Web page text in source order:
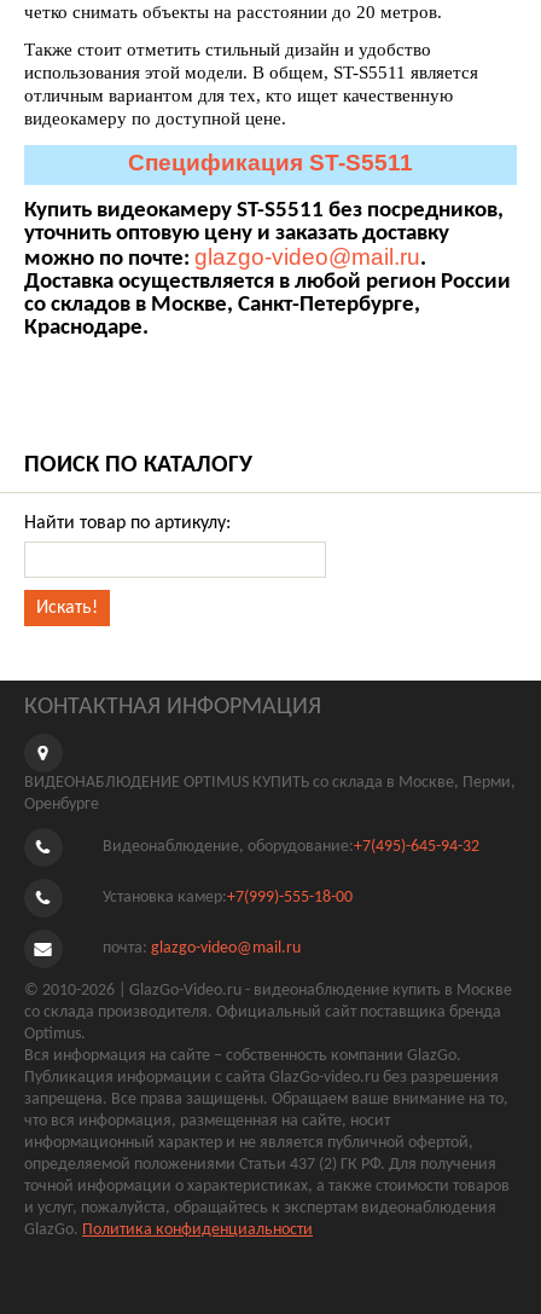
четко снимать объекты на расстоянии до 20 метров.
Также стоит отметить стильный дизайн и удобство
использования этой модели. В общем, ST-S5511 является
отличным вариантом для тех, кто ищет качественную
видеокамеру по доступной цене.
Спецификация ST-S5511
Купить видеокамеру ST-S5511 без посредников,
уточнить оптовую цену и заказать доставку
можно по почте: glazgo-video@mail.ru.
Доставка осуществляется в любой регион России
со складов в Москве, Санкт-Петербурге,
Краснодаре.
ПОИСК ПО КАТАЛОГУ
Найти товар по артикулу:
КОНТАКТНАЯ ИНФОРМАЦИЯ
ВИДЕОНАБЛЮДЕНИЕ OPTIMUS КУПИТЬ со склада в Москве, Перми,
Оренбурге
Видеонаблюдение, оборудование:+7(495)-645-94-32
Установка камер:+7(999)-555-18-00
почта: glazgo-video@mail.ru
© 2010-2026 | GlazGo-Video.ru - видеонаблюдение купить в Москве
со склада производителя. Официальный сайт поставщика бренда
Optimus.
Вся информация на сайте – собственность компании GlazGo.
Публикация информации с сайта GlazGo-video.ru без разрешения
запрещена. Все права защищены. Обращаем ваше внимание на то,
что вся информация, размещенная на сайте, носит
информационный характер и не является публичной офертой,
определяемой положениями Статьи 437 (2) ГК РФ. Для получения
точной информации о характеристиках, а также стоимости товаров
и услуг, пожалуйста, обращайтесь к экспертам видеонаблюдения
GlazGo. Политика конфиденциальности